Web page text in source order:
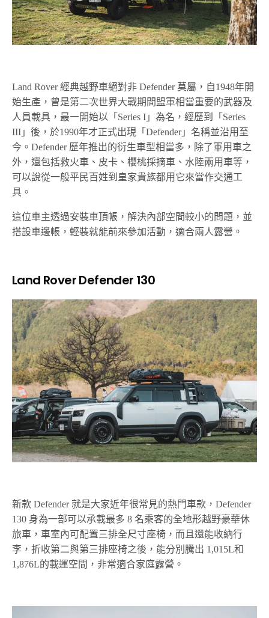
Land Rover 經典越野車絕對非 Defender 莫屬，自1948年開
始生產，曾是第二次世界大戰期間盟軍相當重要的武器及
人員載具，最一開始以「Series I」為名，經歷到「Series
III」後，於1990年才正式出現「Defender」名稱並沿用至
今。Defender 歷年推出的衍生車型相當多，除了軍用車之
外，還包括救火車、皮卡、櫻桃採摘車、水陸兩用車等，
可以說從一般平民百姓到皇家貴族都用它來當作交通工
具。
這位車主透過安裝車頂帳，解決內部空間較小的問題，並
搭設車邊帳，輕裝就能前來參加活動，適合兩人露營。
Land Rover Defender 130
新款 Defender 就是大家近年很常見的熱門車款，Defender
130 身為一部可以承載最多 8 名乘客的全地形越野豪華休
旅車，車室內可配置三排全尺寸座椅，而且還能收納行
李，折收第二與第三排座椅之後，能分別騰出 1,015L和
1,876L的載運空間，非常適合家庭露營。